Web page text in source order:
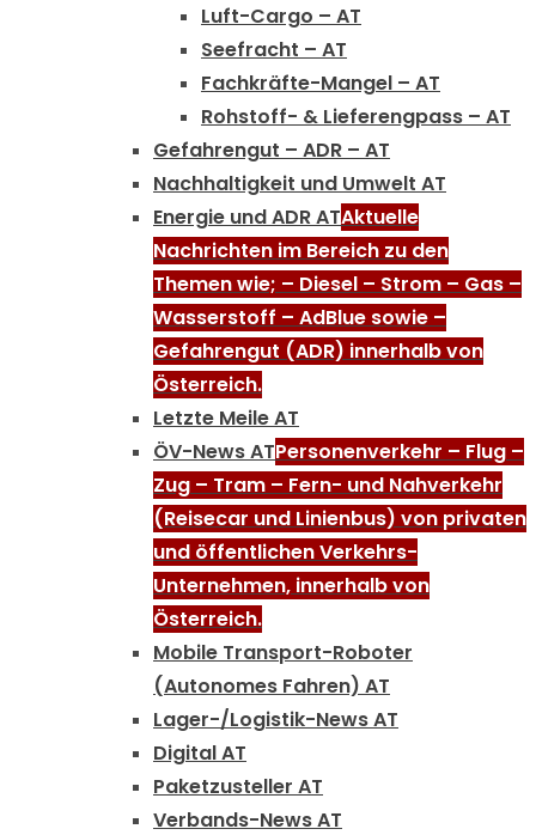
Luft-Cargo – AT
Seefracht – AT
Fachkräfte-Mangel – AT
Rohstoff- & Lieferengpass – AT
Gefahrengut – ADR – AT
Nachhaltigkeit und Umwelt AT
Energie und ADR ATAktuelle
Nachrichten im Bereich zu den
Themen wie; – Diesel – Strom – Gas –
Wasserstoff – AdBlue sowie –
Gefahrengut (ADR) innerhalb von
Österreich.
Letzte Meile AT
ÖV-News ATPersonenverkehr – Flug –
Zug – Tram – Fern- und Nahverkehr
(Reisecar und Linienbus) von privaten
und öffentlichen Verkehrs-
Unternehmen, innerhalb von
Österreich.
Mobile Transport-Roboter
(Autonomes Fahren) AT
Lager-/Logistik-News AT
Digital AT
Paketzusteller AT
Verbands-News AT